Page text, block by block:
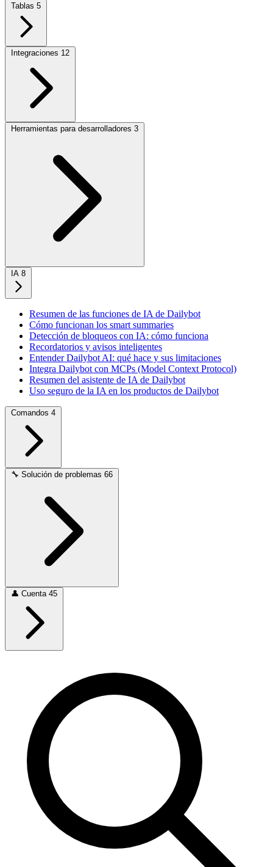
Tablas 5
Integraciones 12
Herramientas para desarrolladores 3
IA 8
Resumen de las funciones de IA de Dailybot
Cómo funcionan los smart summaries
Detección de bloqueos con IA: cómo funciona
Recordatorios y avisos inteligentes
Entender Dailybot AI: qué hace y sus limitaciones
Integra Dailybot con MCPs (Model Context Protocol)
Resumen del asistente de IA de Dailybot
Uso seguro de la IA en los productos de Dailybot
Comandos 4
🔧 Solución de problemas 66
👤 Cuenta 45